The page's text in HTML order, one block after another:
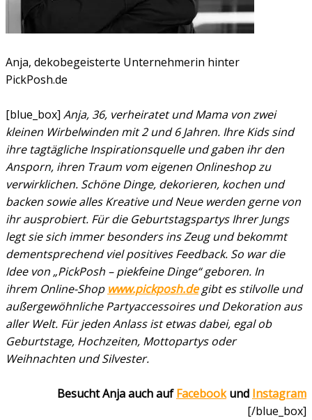
Anja, dekobegeisterte Unternehmerin hinter
PickPosh.de
[blue_box] Anja, 36, verheiratet und Mama von zwei
kleinen Wirbelwinden mit 2 und 6 Jahren. Ihre Kids sind
ihre tagtägliche Inspirationsquelle und gaben ihr den
Ansporn, ihren Traum vom eigenen Onlineshop zu
verwirklichen. Schöne Dinge, dekorieren, kochen und
backen sowie alles Kreative und Neue werden gerne von
ihr ausprobiert. Für die Geburtstagspartys Ihrer Jungs
legt sie sich immer besonders ins Zeug und bekommt
dementsprechend viel positives Feedback. So war die
Idee von „PickPosh – piekfeine Dinge“ geboren. In
ihrem Online-Shop www.pickposh.degibt es stilvolle und
außergewöhnliche Partyaccessoires und Dekoration aus
aller Welt. Für jeden Anlass ist etwas dabei, egal ob
Geburtstage, Hochzeiten, Mottopartys oder
Weihnachten und Silvester.
Besucht Anja auch auf Facebookund Instagram
[/blue_box]